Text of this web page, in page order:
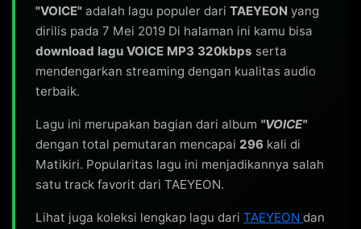
"VOICE" adalah lagu populer dari TAEYEON yang
dirilis pada 7 Mei 2019 Di halaman ini kamu bisa
download lagu VOICE MP3 320kbps serta
mendengarkan streaming dengan kualitas audio
terbaik.
Lagu ini merupakan bagian dari album "VOICE"
dengan total pemutaran mencapai 296 kali di
Matikiri. Popularitas lagu ini menjadikannya salah
satu track favorit dari TAEYEON.
Lihat juga koleksi lengkap lagu dari TAEYEON dan